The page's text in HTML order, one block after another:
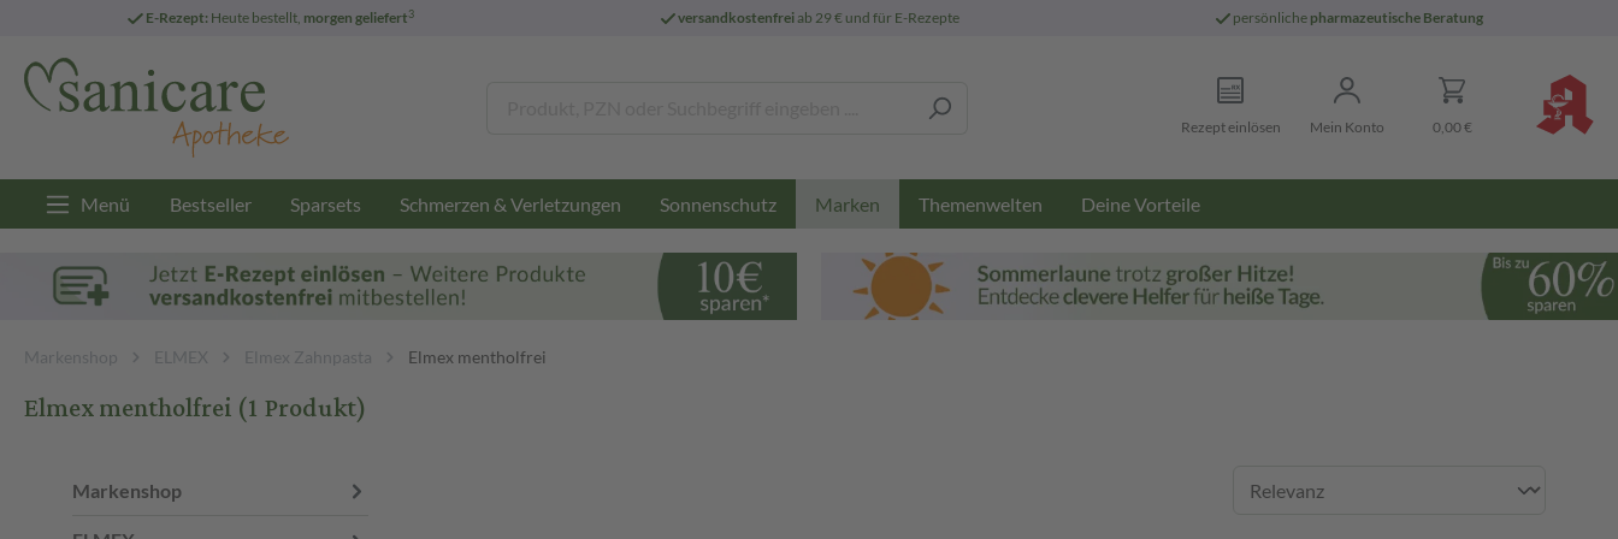
E-Rezept: Heute bestellt, morgen geliefert3 versandkostenfreiab 29 € und für E-Rezepte persönliche pharmazeutische Beratung
Rezept einlösen Mein Konto 0,00 €
Menü Bestseller Sparsets Schmerzen & Verletzungen Sonnenschutz Marken Themenwelten Deine Vorteile
Markenshop ELMEX Elmex Zahnpasta Elmex mentholfrei
Elmex mentholfrei(1 Produkt)
Markenshop